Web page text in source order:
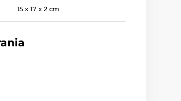
15 x 17 x 2 cm